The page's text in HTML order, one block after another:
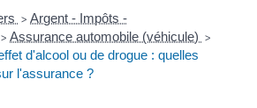
> Argent - Impôts -
> Assurance automobile (véhicule) >
d'alcool ou de drogue : quelles
l'assurance ?